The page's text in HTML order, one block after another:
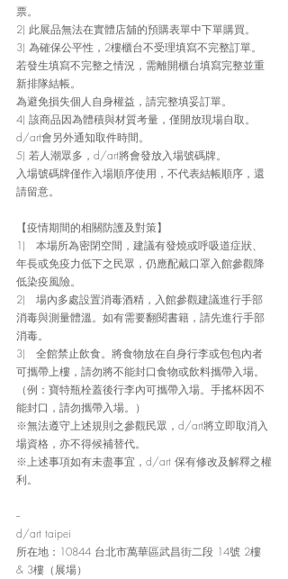
票。
2) 此展品無法在實體店舖的預購表單中下單購買。
3) 為確保公平性，2樓櫃台不受理填寫不完整訂單。
若發生填寫不完整之情況，需離開櫃台填寫完整並重
新排隊結帳。
為避免損失個人自身權益，請完整填妥訂單。
4) 該商品因為體積與材質考量，僅開放現場自取。
d/art會另外通知取件時間。
5) 若人潮眾多，d/art將會發放入場號碼牌。
入場號碼牌僅作入場順序使用，不代表結帳順序，還
請留意。
【疫情期間的相關防護及對策】
1)   本場所為密閉空間，建議有發燒或呼吸道症狀、
年長或免疫力低下之民眾，仍應配戴口罩入館參觀降
低染疫風險。
2)   場內多處設置消毒酒精，入館參觀建議進行手部
消毒與測量體溫。如有需要翻閱書籍，請先進行手部
消毒。
3)   全館禁止飲食。將食物放在自身行李或包包內者
可攜帶上樓，請勿將不能封口食物或飲料攜帶入場。
（例：寶特瓶栓蓋後行李內可攜帶入場。手搖杯因不
能封口，請勿攜帶入場。）
※無法遵守上述規則之參觀民眾，d/art將立即取消入
場資格，亦不得候補替代。
※上述事項如有未盡事宜，d/art 保有修改及解釋之權
利。
--
d/art taipei
所在地：10844 台北市萬華區武昌街二段 14號 2樓
& 3樓（展場）